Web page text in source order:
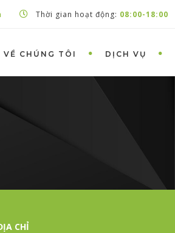
Thời gian hoạt động: 08:00-18:00
VỀ CHÚNG TÔI DỊCH VỤ
CHỈ